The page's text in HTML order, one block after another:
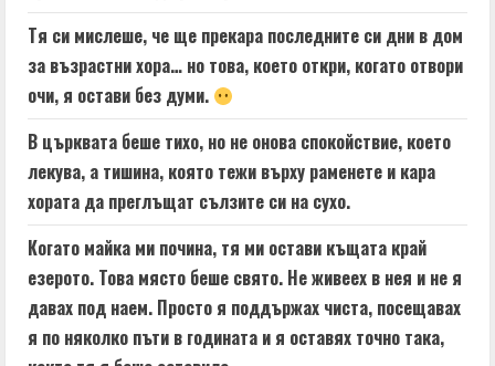
Тя си мислеше, че ще прекара последните си дни в дом
за възрастни хора… но това, което откри, когато отвори
очи, я остави без думи.
В църквата беше тихо, но не онова спокойствие, което
лекува, а тишина, която тежи върху раменете и кара
хората да преглъщат сълзите си на сухо.
Когато майка ми почина, тя ми остави къщата край
езерото. Това място беше свято. Не живеех в нея и не я
давах под наем. Просто я поддържах чиста, посещавах
я по няколко пъти в годината и я оставях точно така,